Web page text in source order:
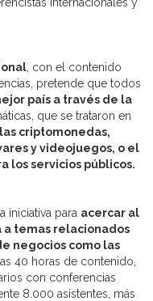
, con el contenido
pretende que todos
país a través de la
que se trataron en
las criptomonedas,
y videojuegos, o el
los servicios públicos.
iniciativa para acercar al
a temas relacionados
negocios como las
40 horas de contenido,
con conferencias
8.000 asistentes, más